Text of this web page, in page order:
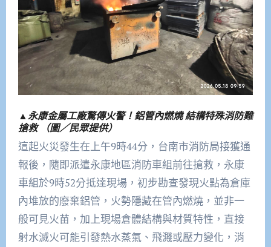
▲永康金屬工廠驚傳火警！鋁管內燃燒 結構特殊消防難
搶救 （圖／民眾提供）
這起火災發生在上午9時44分，台南市消防局接獲通
報後，隨即派遣永康地區消防車組前往搶救，永康
車組於9時52分抵達現場，初步勘查發現火點為倉庫
內堆放的廢棄鋁管，火勢隱藏在管內燃燒，並非一
般可見火苗，加上現場倉體結構與材質特性，直接
射水滅火可能引發熱水蒸氣、飛濺或壓力變化，消